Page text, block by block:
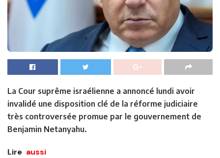
La Cour suprême israélienne a annoncé lundi avoir
invalidé une disposition clé de la réforme judiciaire
très controversée promue par le gouvernement de
Benjamin Netanyahu.
Lire aussi